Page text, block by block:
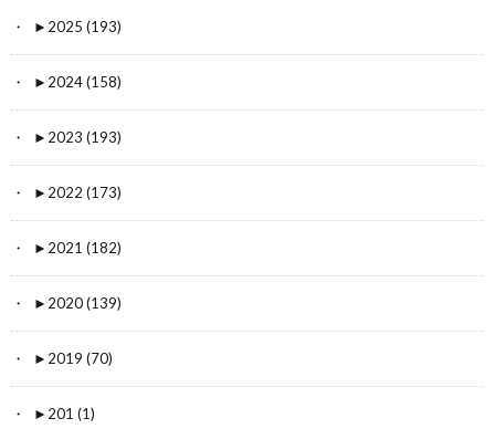
► 2025 (193)
► 2024 (158)
► 2023 (193)
► 2022 (173)
► 2021 (182)
► 2020 (139)
► 2019 (70)
► 201 (1)